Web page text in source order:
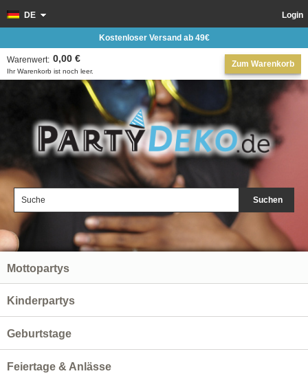
Suchen
Login
DE
Zum Warenkorb
Ihr Warenkorb ist noch leer.
Warenwert: 0,00 €
Kostenloser Versand ab 49€
Mottopartys
Kinderpartys
Geburtstage
Feiertage & Anlässe